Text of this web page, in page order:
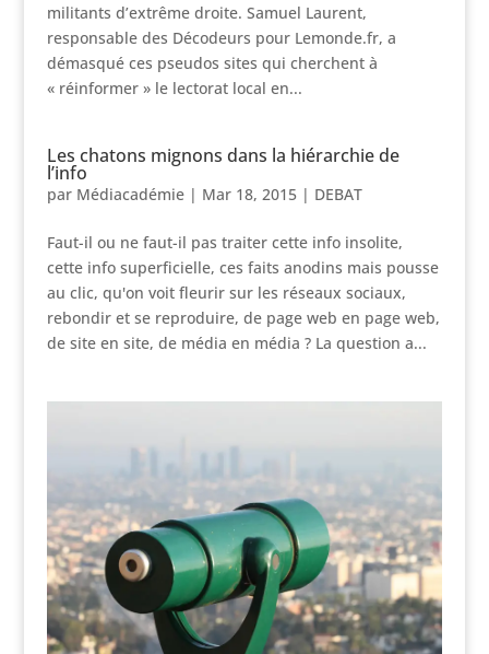
militants d’extrême droite. Samuel Laurent,
responsable des Décodeurs pour Lemonde.fr, a
démasqué ces pseudos sites qui cherchent à
« réinformer » le lectorat local en...
Les chatons mignons dans la hiérarchie de
l’info
par Médiacadémie| Mar 18, 2015| DEBAT
Faut-il ou ne faut-il pas traiter cette info insolite,
cette info superficielle, ces faits anodins mais pousse
au clic, qu'on voit fleurir sur les réseaux sociaux,
rebondir et se reproduire, de page web en page web,
de site en site, de média en média ? La question a...